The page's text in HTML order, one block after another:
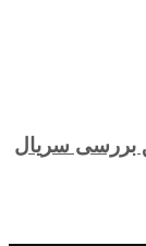
بررسی سریال